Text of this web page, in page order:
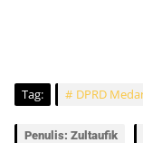
Tag: DPRD
Penulis: Zultaufik